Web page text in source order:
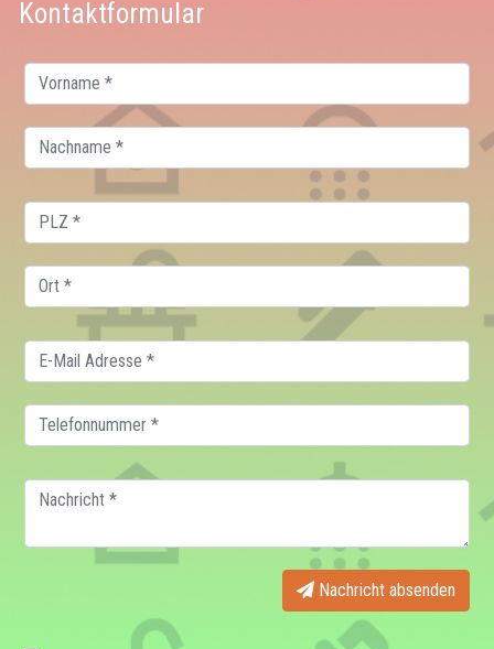
Kontaktformular
Nachricht absenden